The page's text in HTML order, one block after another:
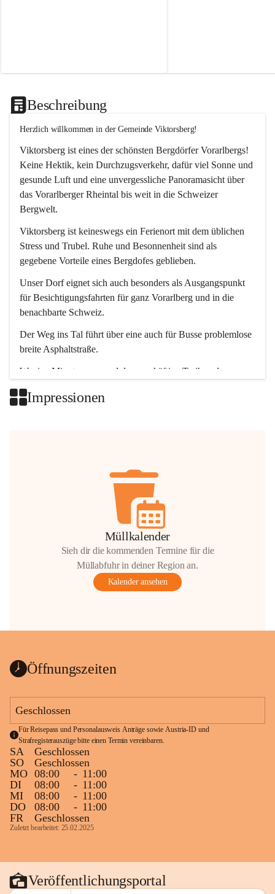
Beschreibung
Herzlich willkommen in der Gemeinde Viktorsberg!
Viktorsberg ist eines der schönsten Bergdörfer Vorarlbergs!
Keine Hektik, kein Durchzugsverkehr, dafür viel Sonne und
gesunde Luft und eine unvergessliche Panoramasicht über
das Vorarlberger Rheintal bis weit in die Schweizer
Bergwelt.
Viktorsberg ist keineswegs ein Ferienort mit dem üblichen
Stress und Trubel. Ruhe und Besonnenheit sind als
gegebene Vorteile eines Bergdofes geblieben.
Unser Dorf eignet sich auch besonders als Ausgangspunkt
für Besichtigungsfahrten für ganz Vorarlberg und in die
benachbarte Schweiz.
Der Weg ins Tal führt über eine auch für Busse problemlose
breite Asphaltstraße.
Wenige Minuten nur, und das geschäftige Treiben der
Impressionen
Müllkalender
Sieh dir die kommenden Termine für die
Müllabfuhr in deiner Region an.
Kalender ansehen
Öffnungszeiten
Geschlossen
Für Reisepass und Personalausweis Anträge sowie Austria-ID und
Strafregisterauszüge bitte einen Termin vereinbaren.
SA
Geschlossen
SO
Geschlossen
MO 08:00 - 11:00
DI
08:00 - 11:00
MI
08:00 - 11:00
DO
08:00 - 11:00
FR
Geschlossen
Zuletzt bearbeitet: 25.02.2025
Veröffentlichungsportal